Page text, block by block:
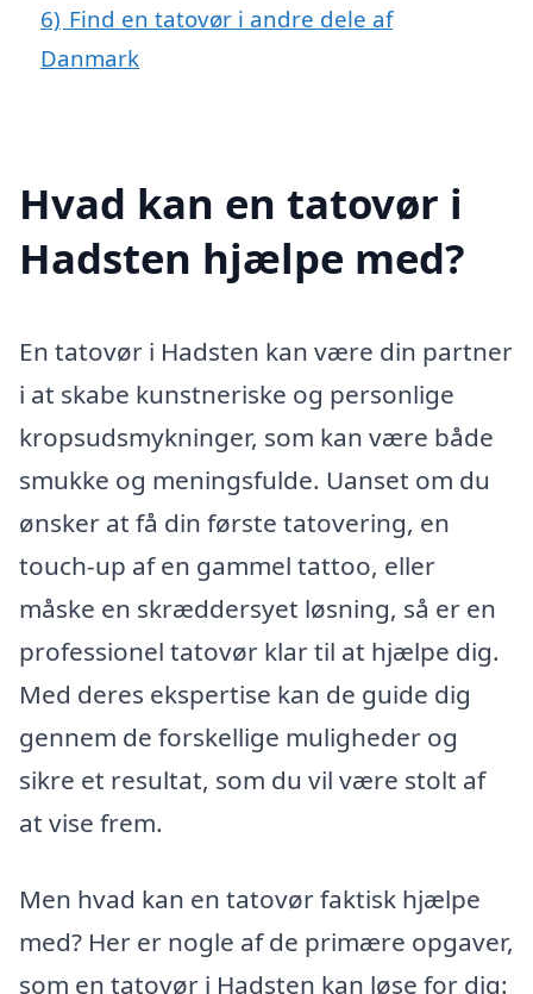
6) Find en tatovør i andre dele af
Danmark
Hvad kan en tatovør i
Hadsten hjælpe med?
En tatovør i Hadsten kan være din partner
i at skabe kunstneriske og personlige
kropsudsmykninger, som kan være både
smukke og meningsfulde. Uanset om du
ønsker at få din første tatovering, en
touch-up af en gammel tattoo, eller
måske en skræddersyet løsning, så er en
professionel tatovør klar til at hjælpe dig.
Med deres ekspertise kan de guide dig
gennem de forskellige muligheder og
sikre et resultat, som du vil være stolt af
at vise frem.
Men hvad kan en tatovør faktisk hjælpe
med? Her er nogle af de primære opgaver,
som en tatovør i Hadsten kan løse for dig: